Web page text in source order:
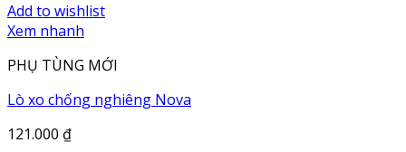
Add to wishlist
Xem nhanh
PHỤ TÙNG MỚI
Lò xo chống nghiêng Nova
121.000 ₫